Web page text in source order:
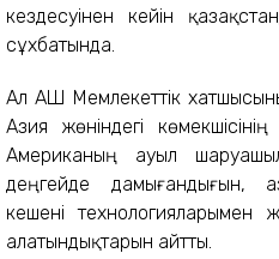
кездесуінен кейін
сұхбатында.
Ал АҚШ Мемлекеттік
Азия жөніндегі
Американың ауыл
деңгейде дамығандығын,
кешені технологияларымен
алатындықтарын айтты.